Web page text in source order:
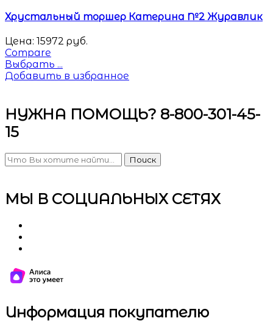
Хрустальный торшер Катерина №2 Журавлик
Цена: 15972 руб.
Compare
Выбрать ...
Добавить в избранное
НУЖНА ПОМОЩЬ? 8-800-301-45-
15
Поиск
МЫ В СОЦИАЛЬНЫХ СЕТЯХ
Информация покупателю